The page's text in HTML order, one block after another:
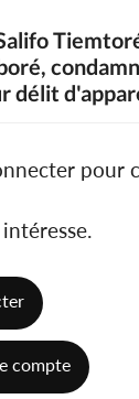
délit
pour
compte